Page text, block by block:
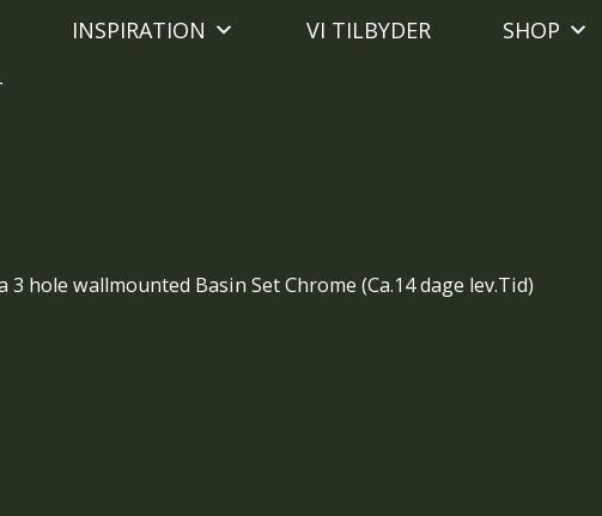
INSPIRATION VI TILBYDER SHOP
3 hole wallmounted Basin Set Chrome (Ca.14 dage lev.Tid)